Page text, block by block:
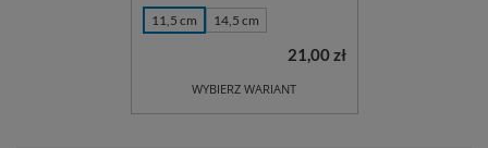
11,5 cm 14,5 cm
WYBIERZ WARIANT
21,00 zł